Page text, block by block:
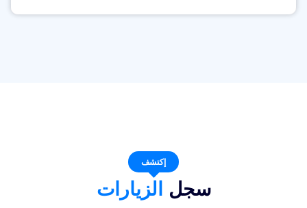
إكتشف
سجلالزيارات